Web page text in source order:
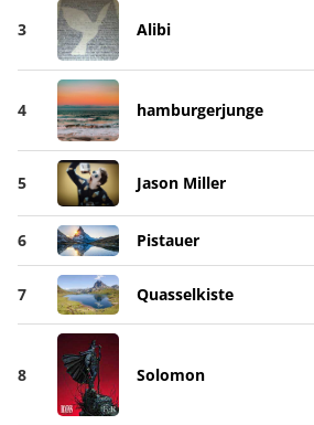
3 Alibi
4 hamburgerjunge
5 Jason Miller
6 Pistauer
7 Quasselkiste
8 Solomon